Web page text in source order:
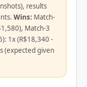
results
Wins: Match-
Match-3
1x (R$18,340 -
(expected given